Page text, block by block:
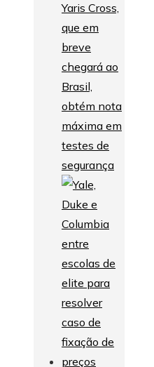
Yaris Cross,
que em
breve
chegará ao
Brasil,
obtém nota
máxima em
testes de
segurança